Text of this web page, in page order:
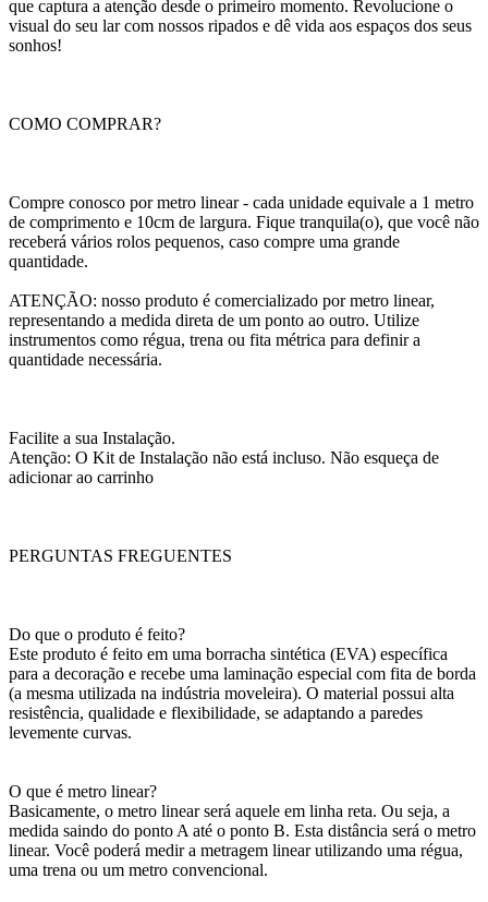
que captura a atenção desde o primeiro momento. Revolucione o
visual do seu lar com nossos ripados e dê vida aos espaços dos seus
sonhos!
COMO COMPRAR?
Compre conosco por metro linear - cada unidade equivale a 1 metro
de comprimento e 10cm de largura. Fique tranquila(o), que você não
receberá vários rolos pequenos, caso compre uma grande
quantidade.
ATENÇÃO: nosso produto é comercializado por metro linear,
representando a medida direta de um ponto ao outro. Utilize
instrumentos como régua, trena ou fita métrica para definir a
quantidade necessária.
Facilite a sua Instalação.
Atenção: O Kit de Instalação não está incluso. Não esqueça de
adicionar ao carrinho
PERGUNTAS FREGUENTES
Do que o produto é feito?
Este produto é feito em uma borracha sintética (EVA) específica
para a decoração e recebe uma laminação especial com fita de borda
(a mesma utilizada na indústria moveleira). O material possui alta
resistência, qualidade e flexibilidade, se adaptando a paredes
levemente curvas.
O que é metro linear?
Basicamente, o metro linear será aquele em linha reta. Ou seja, a
medida saindo do ponto A até o ponto B. Esta distância será o metro
linear. Você poderá medir a metragem linear utilizando uma régua,
uma trena ou um metro convencional.